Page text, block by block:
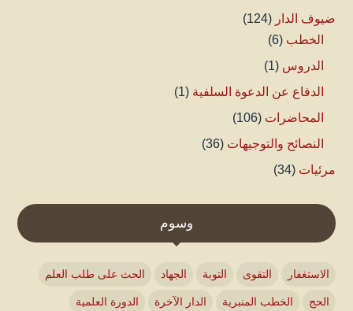
ضيوف الدار (124)
الخطب (6)
الدروس (1)
الدفاع عن الدعوة السلفية (1)
المحاضرات (106)
النصائح والتوجيهات (36)
مرئيات (34)
وسوم
الاستغفار التقوى التوبة الجهاد الحث على طلب العلم
الحج الخطب المنبرية الدار الآخرة الدورة العلمية